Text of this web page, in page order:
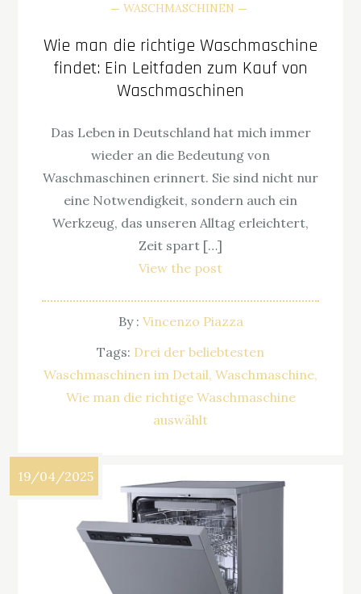
WASCHMASCHINEN
Wie man die richtige Waschmaschine
findet: Ein Leitfaden zum Kauf von
Waschmaschinen
Das Leben in Deutschland hat mich immer
wieder an die Bedeutung von
Waschmaschinen erinnert. Sie sind nicht nur
eine Notwendigkeit, sondern auch ein
Werkzeug, das unseren Alltag erleichtert,
Zeit spart […]
View the post
By : Vincenzo Piazza
Tags: Drei der beliebtesten
Waschmaschinen im Detail Waschmaschine
Wie man die richtige Waschmaschine
auswählt
19/04/2025